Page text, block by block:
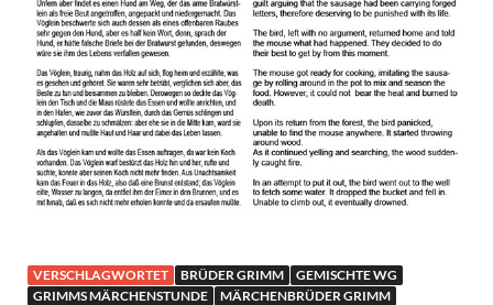
VERSCHLAGWORTET BRÜDER GRIMM
GEMISCHTE WG
GRIMMS MÄRCHENSTUNDE
MÄRCHENBRÜDER GRIMM